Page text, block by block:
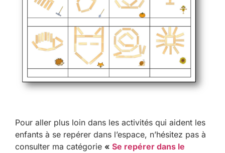
Pour aller plus loin dans les activités qui aident les
enfants à se repérer dans l’espace, n’hésitez pas à
consulter ma catégorie « Se repérer dans le